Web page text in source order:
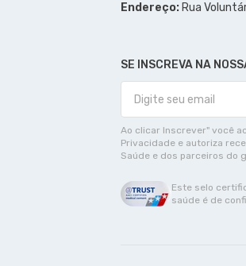
Endereço: Rua
SE INSCREVA NA
Ao clicar Inscrever" você
Privacidade e autoriza
Saúde e dos parceiros do
Este selo
saúde é de